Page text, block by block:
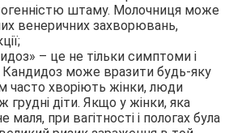
штаму. Молочниця може
венеричних захворювань,
– це не тільки симптоми і
Кандидоз може вразити будь-яку
часто хворіють жінки, люди
грудні діти. Якщо у жінки, яка
при вагітності і пологах була